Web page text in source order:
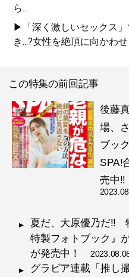
ら...
▶「深く激しいセックス」
き...?女性を絶頂に向かわ
この特集の前回記事
後藤
場、
ブッ
SPA!
売中!!
夏だ、大原優乃だ!!
特製フォトブック』
が発売中！
グラビア連載「推し